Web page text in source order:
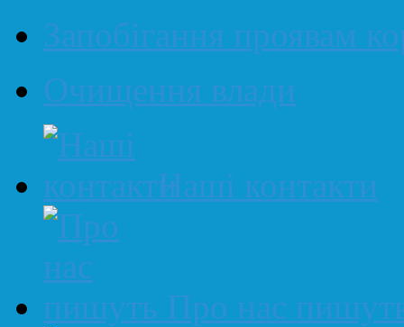
Запобігання проявам
Очищення влади
Наші контакти
Про нас